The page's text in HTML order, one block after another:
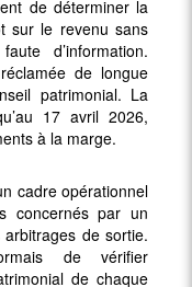
de déterminer la
sur le revenu sans
d’information.
de longue
patrimonial. La
17 avril 2026,
à la marge.
cadre opérationnel
concernés par un
de sortie.
de vérifier
de chaque